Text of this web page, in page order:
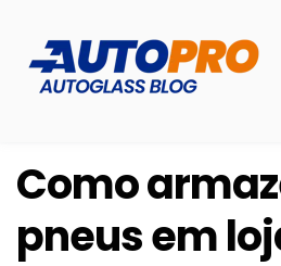
Como
pneus em